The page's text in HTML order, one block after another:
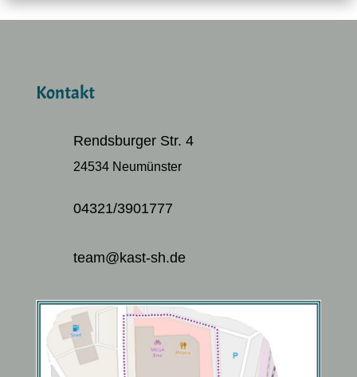
Kontakt
Rendsburger Str. 4
24534 Neumünster
04321/3901777
team@kast-sh.de